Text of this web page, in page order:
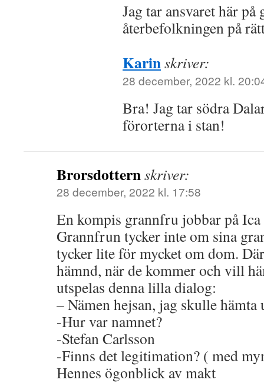
Jag tar ansvaret här
återbefolkningen på
Karinskriver:
28 december, 2022 kl.
Bra! Jag tar södra
förorterna i stan!
Brorsdotternskriver:
28 december, 2022 kl. 17:58
En kompis grannfru jobbar på
Grannfrun tycker inte om sina
tycker lite för mycket om dom.
hämnd, när de kommer och vill
utspelas denna lilla dialog:
– Nämen hejsan, jag skulle hämta
-Hur var namnet?
-Stefan Carlsson
-Finns det legitimation? ( med
Hennes ögonblick av makt